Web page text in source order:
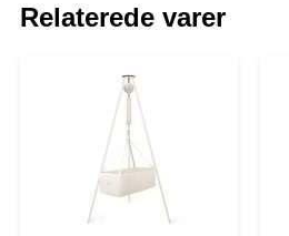
Relaterede varer